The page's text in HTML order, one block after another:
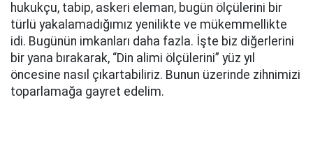
hukukçu, tabip, askeri eleman, bugün ölçülerini bir
türlü yakalamadığımız yenilikte ve mükemmellikte
idi. Bugünün imkanları daha fazla. İşte biz diğerlerini
bir yana bırakarak, “Din alimi ölçülerini” yüz yıl
öncesine nasıl çıkartabiliriz. Bunun üzerinde zihnimizi
toparlamağa gayret edelim.